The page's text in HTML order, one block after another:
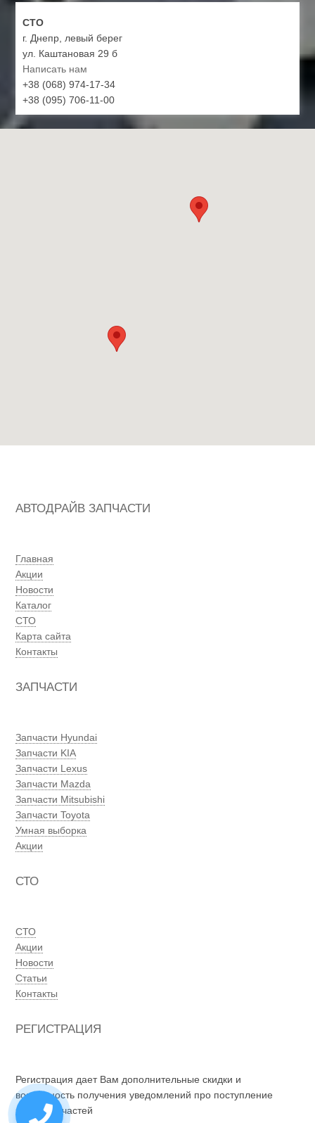
СТО
г. Днепр, левый берег
ул. Каштановая 29 б
Написать нам
+38 (068) 974-17-34
+38 (095) 706-11-00
АВТОДРАЙВ ЗАПЧАСТИ
Главная
Акции
Новости
Каталог
СТО
Карта сайта
Контакты
ЗАПЧАСТИ
Запчасти Hyundai
Запчасти KIA
Запчасти Lexus
Запчасти Mazda
Запчасти Mitsubishi
Запчасти Toyota
Умная выборка
Акции
СТО
СТО
Акции
Новости
Статьи
Контакты
РЕГИСТРАЦИЯ
Регистрация дает Вам дополнительные скидки и
возможность получения уведомлений про поступление
новых запчастей